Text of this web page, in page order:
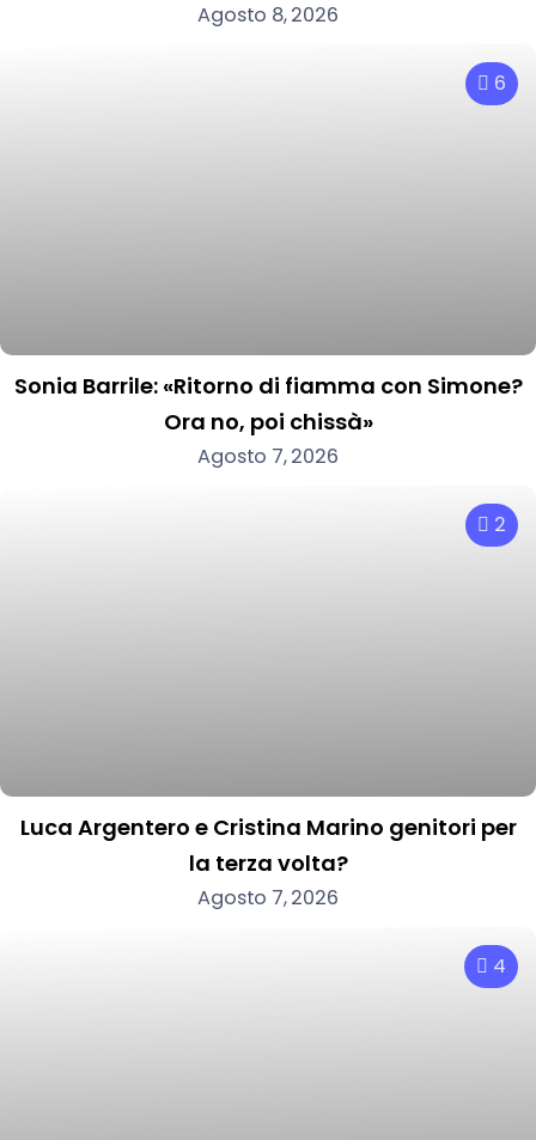
Agosto 8, 2026
6
Sonia Barrile: «Ritorno di fiamma con Simone?
Ora no, poi chissà»
Agosto 7, 2026
2
Luca Argentero e Cristina Marino genitori per
la terza volta?
Agosto 7, 2026
4